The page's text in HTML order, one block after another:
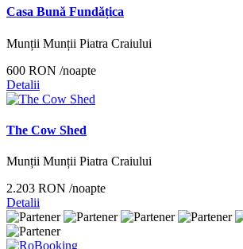
Casa Bună Fundățica
Munții Munții Piatra Craiului
600 RON /noapte
Detalii
The Cow Shed
Munții Munții Piatra Craiului
2.203 RON /noapte
Detalii